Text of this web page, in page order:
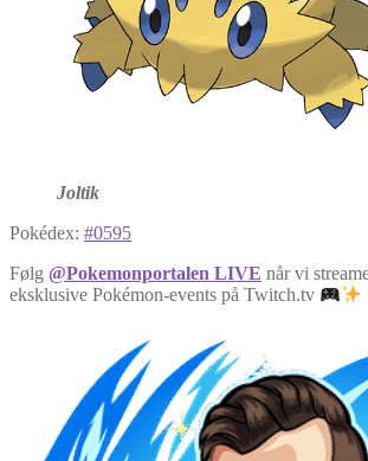
Joltik
Pokédex: #0595
Følg @Pokemonportalen LIVE når vi
eksklusive Pokémon-events på Twitch.tv